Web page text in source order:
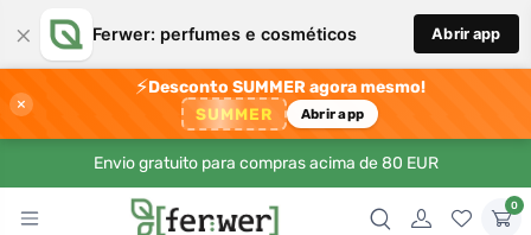
× Ferwer: perfumes e cosméticos Abrir app
×
⚡Desconto SUMMER agora mesmo!
SUMMER Abrir app
Envio gratuito para compras acima de 80 EUR
0